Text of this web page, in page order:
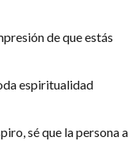
de que estás
espiritualidad
sé que la persona a